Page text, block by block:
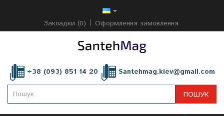
Закладки (0) Оформлення замовлення
+38 (093) 851 14 20 Santehmag.kiev@gmail.com
ПОШУК